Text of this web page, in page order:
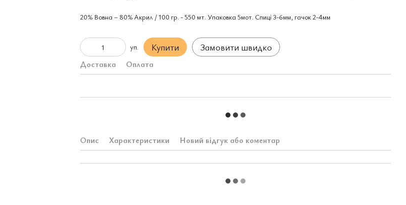
20% Вовна – 80% Aкрил / 100 гр. - 550 мт. Упаковка 5мот. Спиці 3-6мм, гачок 2-4мм
уп. Купити Замовити швидко
Доставка Оплата
Опис Характеристики Новий відгук або коментар